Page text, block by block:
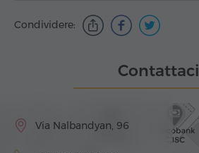
Condividere:
Contattaci
Via Nalbandyan, 96